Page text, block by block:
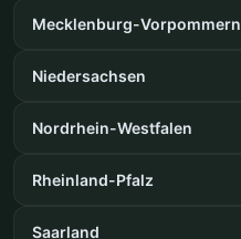
Mecklenburg-Vorpommern
Niedersachsen
Nordrhein-Westfalen
Rheinland-Pfalz
Saarland